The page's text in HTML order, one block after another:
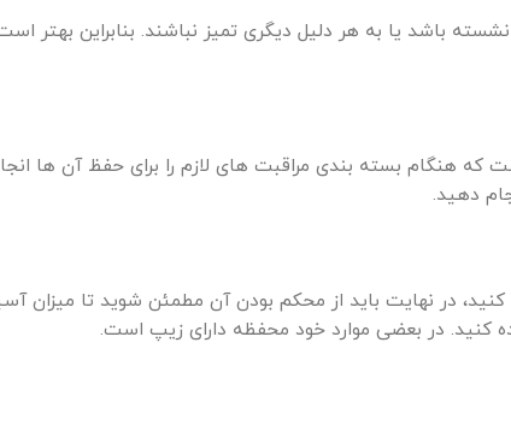
باشد یا به هر دلیل دیگری تمیز نباشند. بنابراین بهتر
که هنگام بسته بندی مراقبت های لازم را برای حفظ آن ها
دهید.
کنید، در نهایت باید از محکم بودن آن مطمئن شوید تا میزان
کنید. در بعضی موارد خود محفظه دارای زیپ است.